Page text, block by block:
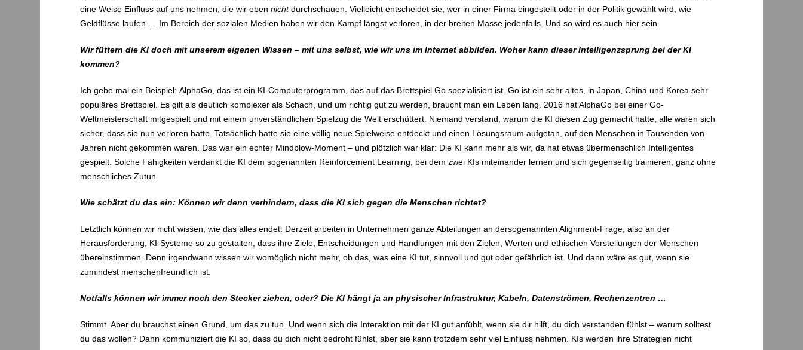
eine Weise Einfluss auf uns nehmen, die wir ebennichtdurchschauen. Vielleicht entscheidet sie, wer in einer Firma eingestellt oder in der Politik gewählt wird, wie
Geldflüsse laufen … Im Bereich der sozialen Medien haben wir den Kampf längst verloren, in der breiten Masse jedenfalls. Und so wird es auch hier sein.
Wir füttern die KI doch mit unserem eigenen Wissen – mit uns selbst, wie wir uns im Internet abbilden. Woher kann dieser Intelligenzsprung bei der KI
kommen?
Ich gebe mal ein Beispiel: AlphaGo, das ist ein KI-Computerprogramm, das auf das Brettspiel Go spezialisiert ist. Go ist ein sehr altes, in Japan, China und Korea sehr
populäres Brettspiel. Es gilt als deutlich komplexer als Schach, und um richtig gut zu werden, braucht man ein Leben lang. 2016 hat AlphaGo bei einer Go-
Weltmeisterschaft mitgespielt und mit einem unverständlichen Spielzug die Welt erschüttert. Niemand verstand, warum die KI diesen Zug gemacht hatte, alle waren sich
sicher, dass sie nun verloren hatte. Tatsächlich hatte sie eine völlig neue Spielweise entdeckt und einen Lösungsraum aufgetan, auf den Menschen in Tausenden von
Jahren nicht gekommen waren. Das war ein echter Mindblow-Moment – und plötzlich war klar: Die KI kann mehr als wir, da hat etwas übermenschlich Intelligentes
gespielt. Solche Fähigkeiten verdankt die KI dem sogenannten Reinforcement Learning, bei dem zwei KIs miteinander lernen und sich gegenseitig trainieren, ganz ohne
menschliches Zutun.
Wie schätzt du das ein: Können wir denn verhindern, dass die KI sich gegen die Menschen richtet?
Letztlich können wir nicht wissen, wie das alles endet. Derzeit arbeiten in Unternehmen ganze Abteilungen an dersogenannten Alignment-Frage, also an der
Herausforderung, KI-Systeme so zu gestalten, dass ihre Ziele, Entscheidungen und Handlungen mit den Zielen, Werten und ethischen Vorstellungen der Menschen
übereinstimmen. Denn irgendwann wissen wir womöglich nicht mehr, ob das, was eine KI tut, sinnvoll und gut oder gefährlich ist. Und dann wäre es gut, wenn sie
zumindest menschenfreundlich ist.
Notfalls können wir immer noch den Stecker ziehen, oder? Die KI hängt ja an physischer Infrastruktur, Kabeln, Datenströmen, Rechenzentren …
Stimmt. Aber du brauchst einen Grund, um das zu tun. Und wenn sich die Interaktion mit der KI gut anfühlt, wenn sie dir hilft, du dich verstanden fühlst – warum solltest
du das wollen? Dann kommuniziert die KI so, dass du dich nicht bedroht fühlst, aber sie kann trotzdem sehr viel Einfluss nehmen. KIs werden ihre Strategien nicht